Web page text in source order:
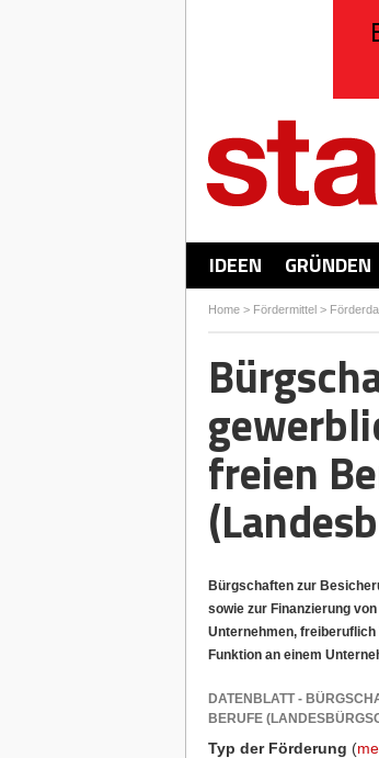
IDEEN GRÜNDEN
Home> Fördermittel>
freien
Bürgschaften zur
sowie zur Finanzierung
Unternehmen,
Funktion an einem
DATENBLATT -
BERUFE
Typ der Förderung (